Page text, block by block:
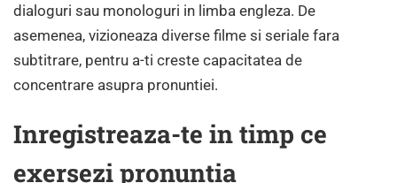
dialoguri sau monologuri in limba engleza. De
asemenea, vizioneaza diverse filme si seriale fara
subtitrare, pentru a-ti creste capacitatea de
concentrare asupra pronuntiei.
Inregistreaza-te in timp ce
exersezi pronuntia